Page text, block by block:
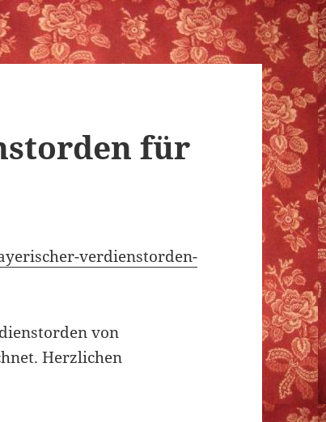
für
verdienstorden-
von
Herzlichen